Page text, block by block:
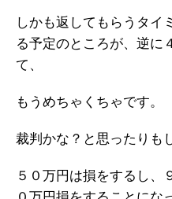
しかも返してもらうタイ
る予定のところが、逆に
て、
もうめちゃくちゃです。
裁判かな？と思ったりも
５０万円は損をするし、